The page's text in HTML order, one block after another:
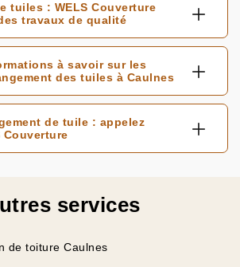
tuiles : WELS Couverture
travaux de qualité
à savoir sur les
des tuiles à Caulnes
de tuile : appelez
Couverture
services
de toiture Caulnes